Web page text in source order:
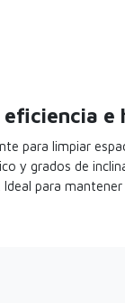
eficiencia e
para limpiar
y grados de
para